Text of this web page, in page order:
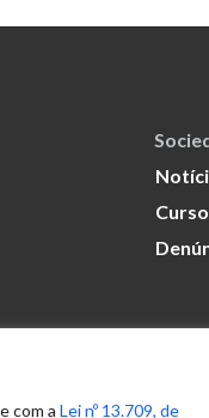
com a Lei nº 13.709, de